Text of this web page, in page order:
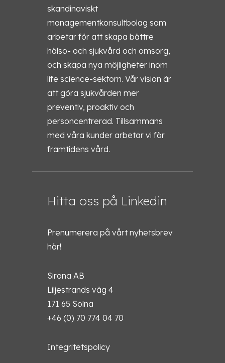
skandinaviskt
managementkonsultbolag som
arbetar för att skapa bättre
hälso- och sjukvård och omsorg,
och skapa nya möjligheter inom
life science-sektorn. Vår vision är
att göra sjukvården mer
preventiv, proaktiv och
personcentrerad. Tillsammans
med våra kunder arbetar vi för
framtidens vård.
Hitta oss på Linkedin
Prenumerera på vårt nyhetsbrev
här!
Sirona AB
Liljestrands väg 4
171 65 Solna
+46 (0) 70 774 04 70
Integritetspolicy